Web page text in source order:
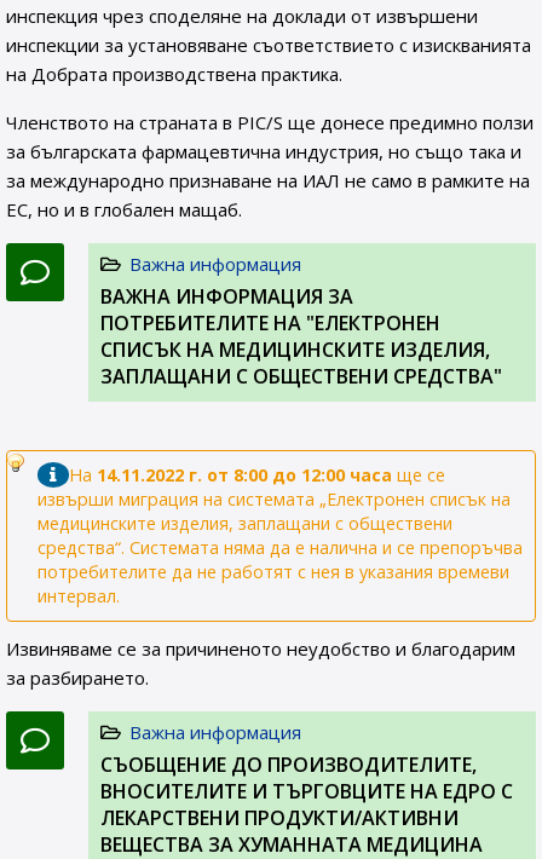
инспекция чрез споделяне на доклади от извършени
инспекции за установяване съответствието с изискванията
на Добрата производствена практика.
Членството на страната в PIC/S ще донесе предимно ползи
за българската фармацевтична индустрия, но също така и
за международно признаване на ИАЛ не само в рамките на
ЕС, но и в глобален мащаб.
Важна информация
ВАЖНА ИНФОРМАЦИЯ ЗА
ПОТРЕБИТЕЛИТЕ НА "ЕЛЕКТРОНЕН
СПИСЪК НА МЕДИЦИНСКИТЕ ИЗДЕЛИЯ,
ЗАПЛАЩАНИ С ОБЩЕСТВЕНИ СРЕДСТВА"
На 14.11.2022 г. от 8:00 до 12:00 часа ще се
извърши миграция на системата „Електронен списък на
медицинските изделия, заплащани с обществени
средства“. Системата няма да е налична и се препоръчва
потребителите да не работят с нея в указания времеви
интервал.
Извиняваме се за причиненото неудобство и благодарим
за разбирането.
Важна информация
СЪОБЩЕНИЕ ДО ПРОИЗВОДИТЕЛИТЕ,
ВНОСИТЕЛИТЕ И ТЪРГОВЦИТЕ НА ЕДРО С
ЛЕКАРСТВЕНИ ПРОДУКТИ/АКТИВНИ
ВЕЩЕСТВА ЗА ХУМАННАТА МЕДИЦИНА